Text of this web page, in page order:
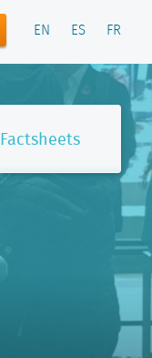
EN ES FR
Factsheets